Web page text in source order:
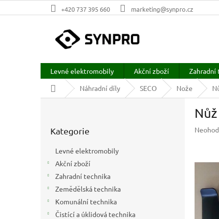
na
+420 737 395 660 marketing@synpro.cz
Levné elektromobily Akční zboží Zahradní
Domů
Náhradní díly SECO Nože
kategorie
Kategorie
Levné elektromobily
Akční zboží
Zahradní technika
Zemědělská technika
Komunální technika
Čistící a úklidová technika